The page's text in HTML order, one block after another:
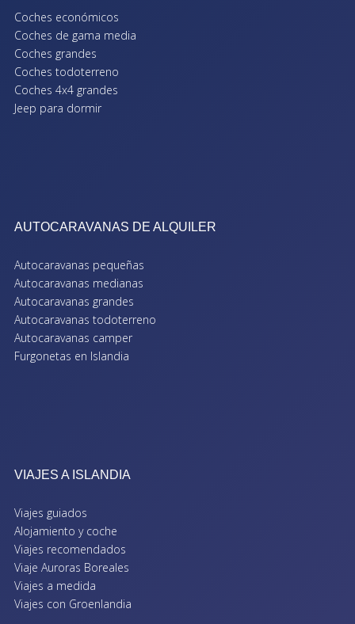
Coches económicos
Coches de gama media
Coches grandes
Coches todoterreno
Coches 4x4 grandes
Jeep para dormir
AUTOCARAVANAS DE ALQUILER
Autocaravanas pequeñas
Autocaravanas medianas
Autocaravanas grandes
Autocaravanas todoterreno
Autocaravanas camper
Furgonetas en Islandia
VIAJES A ISLANDIA
Viajes guiados
Alojamiento y coche
Viajes recomendados
Viaje Auroras Boreales
Viajes a medida
Viajes con Groenlandia